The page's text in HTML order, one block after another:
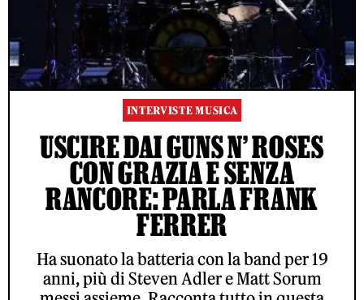
INTERVISTE MUSICA
USCIRE DAI GUNS N’ ROSES
CON GRAZIA E SENZA
RANCORE: PARLA FRANK
FERRER
Ha suonato la batteria con la band per 19
anni, più di Steven Adler e Matt Sorum